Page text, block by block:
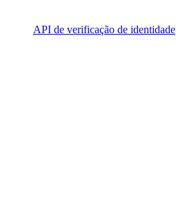
API de verificação de identidade